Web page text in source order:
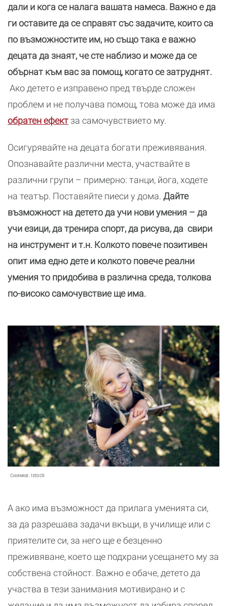
дали и кога се налага вашата намеса. Важно е да
ги оставите да се справят със задачите, които са
по възможностите им, но също така е важно
децата да знаят, че сте наблизо и може да се
обърнат към вас за помощ, когато се затруднят.
Ако детето е изправено пред твърде сложен
проблем и не получава помощ, това може да има
обратен ефект за самочувствието му.
Осигурявайте на децата богати преживявания.
Опознавайте различни места, участвайте в
различни групи – примерно: танци, йога, ходете
на театър. Поставяйте пиеси у дома. Дайте
възможност на детето да учи нови умения – да
учи езици, да тренира спорт, да рисува, да свири
на инструмент и т.н. Колкото повече позитивен
опит има едно дете и колкото повече реални
умения то придобива в различна среда, толкова
по-високо самочувствие ще има.
Снимка: Istock
А ако има възможност да прилага уменията си,
за да разрешава задачи вкъщи, в училище или с
приятелите си, за него ще е безценно
преживяване, което ще подхрани усещането му за
собствена стойност. Важно е обаче, детето да
участва в тези занимания мотивирано и с